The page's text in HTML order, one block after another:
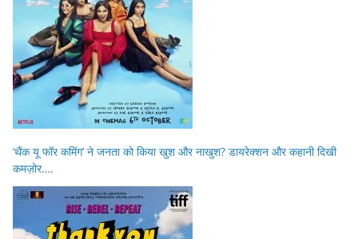
‘थैंक यू फॉर कमिंग’ ने जनता को किया खुश और नाखुश? डायरेक्शन और कहानी दिखी
कमज़ोर….